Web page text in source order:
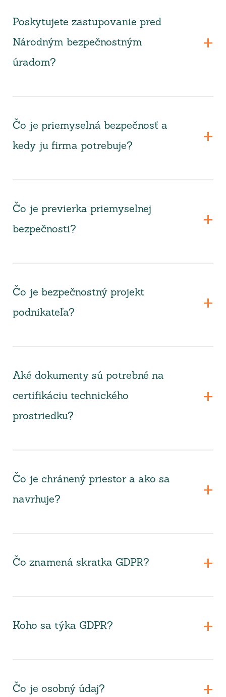
Poskytujete zastupovanie pred
Národným bezpečnostným
úradom?
Čo je priemyselná bezpečnosť a
kedy ju firma potrebuje?
Čo je previerka priemyselnej
bezpečnosti?
Čo je bezpečnostný projekt
podnikateľa?
Aké dokumenty sú potrebné na
certifikáciu technického
prostriedku?
Čo je chránený priestor a ako sa
navrhuje?
Čo znamená skratka GDPR?
Koho sa týka GDPR?
Čo je osobný údaj?